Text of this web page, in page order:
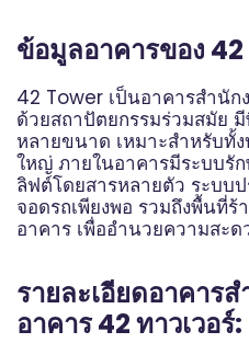
ข้อมูลอาคารของ 42
42 Tower เป็นอาคารสำนั
ด้วยสถาปัตยกรรมร่วมสมัย
หลายขนาด เหมาะสำหรับทั้
ใหญ่ ภายในอาคารมีระบบรั
ลิฟต์โดยสารหลายตัว ระบบ
จอดรถเพียงพอ รวมถึงพื้นที่
อาคาร เพื่ออำนวยความสะ
รายละเอียดอาคาร
อาคาร 42 ทาวเวอร์: